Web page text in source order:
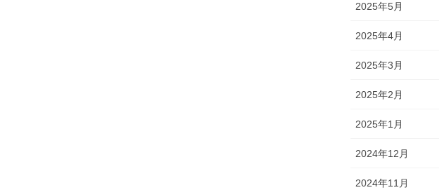
2025年5月
2025年4月
2025年3月
2025年2月
2025年1月
2024年12月
2024年11月